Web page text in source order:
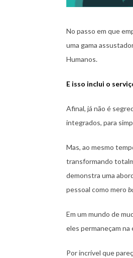
No passo em que
uma gama
Humanos.
E isso inclui o
Afinal, já não é
integrados, para
Mas, ao mesmo
transformando
demonstra uma
pessoal como mero
Em um mundo de
eles permaneçam na
Por incrível que